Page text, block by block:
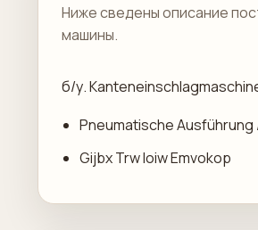
Ниже сведены описание
машины.
б/у.
Pneumatische
Gijbx Trw Ioiw Emvokop